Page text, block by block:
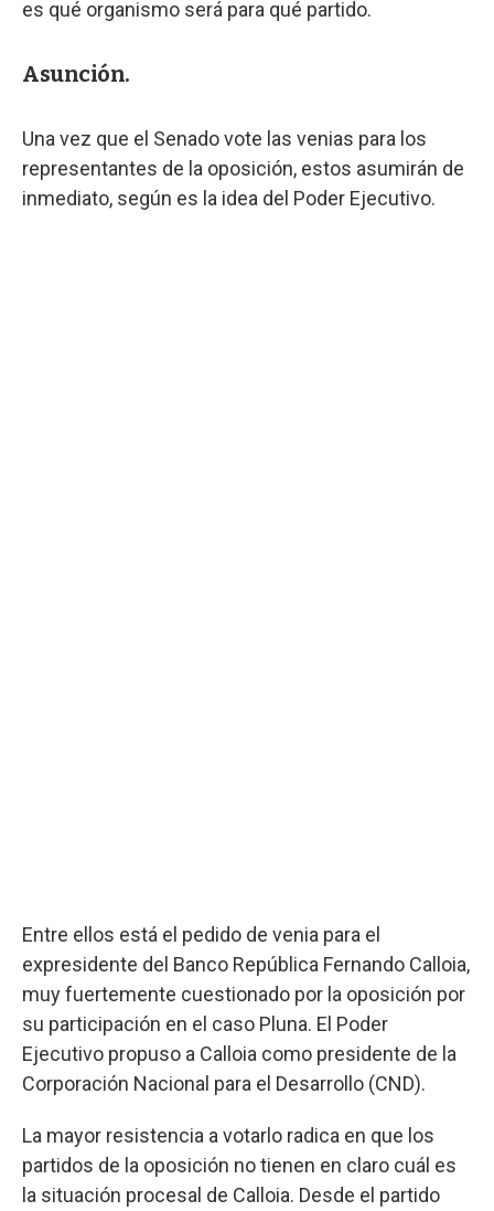
es qué organismo será para qué partido.
Asunción.
Una vez que el Senado vote las venias para los
representantes de la oposición, estos asumirán de
inmediato, según es la idea del Poder Ejecutivo.
Entre ellos está el pedido de venia para el
expresidente del Banco República Fernando Calloia,
muy fuertemente cuestionado por la oposición por
su participación en el caso Pluna. El Poder
Ejecutivo propuso a Calloia como presidente de la
Corporación Nacional para el Desarrollo (CND).
La mayor resistencia a votarlo radica en que los
partidos de la oposición no tienen en claro cuál es
la situación procesal de Calloia. Desde el partido